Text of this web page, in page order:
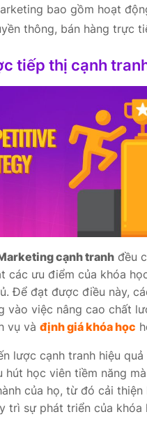
bao gồm hoạt
thông, bán hàng trực
tiếp thị cạnh
cạnh tranh đều
các ưu điểm của khóa
Để đạt được điều này,
vào việc nâng cao chất
vụ và định giá khóa học
lược cạnh tranh hiệu
hút học viên tiềm năng
của họ, từ đó cải thiện
trì sự phát triển của khóa